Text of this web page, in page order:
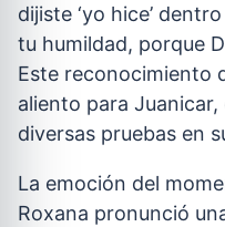
dijiste ‘yo hice’
tu humildad, porque
Este reconocimiento
aliento para
diversas pruebas en
La emoción del
Roxana pronunció